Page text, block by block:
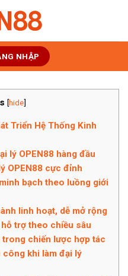
NHẬP
[hide]
Triển Hệ Thống Kinh
lý OPEN88 hàng đầu
OPEN88 cực đỉnh
bạch theo luồng giới
linh hoạt, dễ mở rộng
trợ theo chiều sâu
chiến lược hợp tác
công khi làm đại lý